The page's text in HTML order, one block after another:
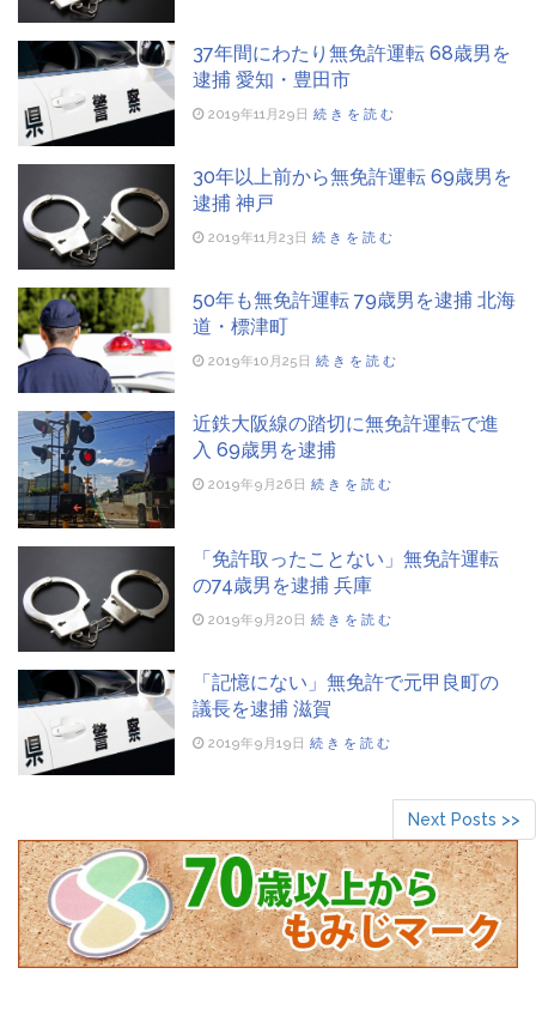
37年間にわたり無免許運転 68歳男を
逮捕 愛知・豊田市
2019年11月29日 続きを読む
30年以上前から無免許運転 69歳男を
逮捕 神戸
2019年11月23日 続きを読む
50年も無免許運転 79歳男を逮捕 北海
道・標津町
2019年10月25日 続きを読む
近鉄大阪線の踏切に無免許運転で進
入 69歳男を逮捕
2019年9月26日 続きを読む
「免許取ったことない」無免許運転
の74歳男を逮捕 兵庫
2019年9月20日 続きを読む
「記憶にない」無免許で元甲良町の
議長を逮捕 滋賀
2019年9月19日 続きを読む
Next Posts >>